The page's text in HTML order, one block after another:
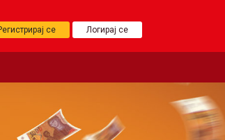
се Логирај се